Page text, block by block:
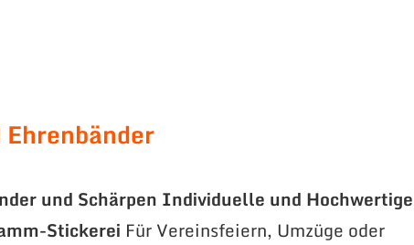
und Schärpen Individuelle und Hochwertige
Stickerei Für Vereinsfeiern, Umzüge oder